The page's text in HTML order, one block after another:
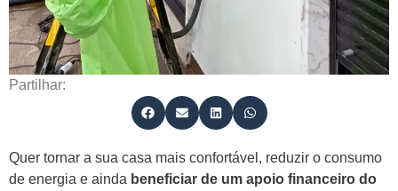
Partilhar:
Quer tornar a sua casa mais confortável, reduzir o consumo
de energia e ainda beneficiar de um apoio financeiro do